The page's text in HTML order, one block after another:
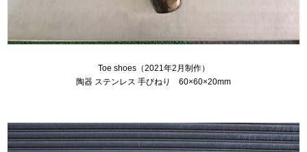
Toe shoes（2021年2月制作）
陶器 ステンレス 手びねり 60×60×20mm